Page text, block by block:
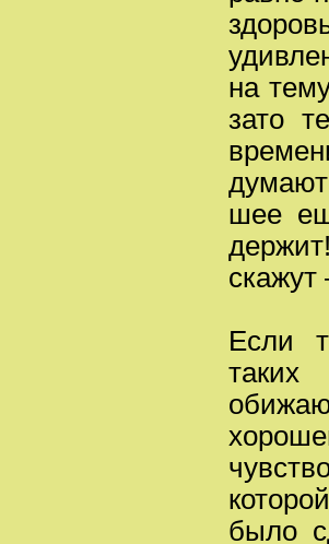
на
зато
шее
скажут
Если
было